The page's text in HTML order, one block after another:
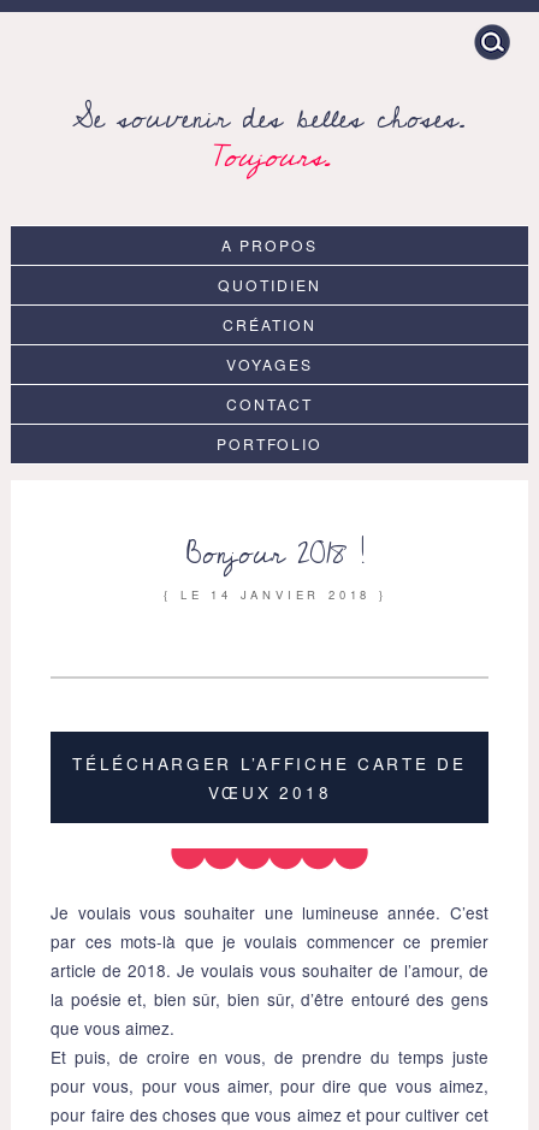
Search
for:
Se souvenir des belles choses.
Toujours.
A PROPOS
QUOTIDIEN
CRÉATION
VOYAGES
CONTACT
PORTFOLIO
Bonjour 2018 !
{ LE 14 JANVIER 2018 }
TÉLÉCHARGER L’AFFICHE CARTE DE
VŒUX 2018
Je voulais vous souhaiter une lumineuse année. C’est
par ces mots-là que je voulais commencer ce premier
article de 2018. Je voulais vous souhaiter de l’amour, de
la poésie et, bien sûr, bien sûr, d’être entouré des gens
que vous aimez.
Et puis, de croire en vous, de prendre du temps juste
pour vous, pour vous aimer, pour dire que vous aimez,
pour faire des choses que vous aimez et pour cultiver cet